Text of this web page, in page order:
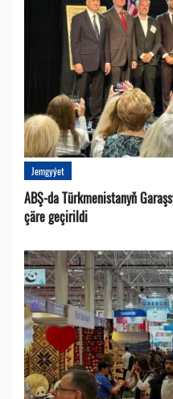
Jemgyýet
ABŞ-da Türkmenistanyň
çäre geçirildi